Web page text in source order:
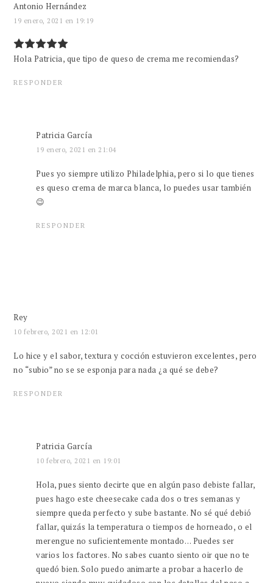
Antonio Hernández
19 enero, 2021 en 19:19
Hola Patricia, que tipo de queso de crema me recomiendas?
RESPONDER
Patricia García
19 enero, 2021 en 21:04
Pues yo siempre utilizo Philadelphia, pero si lo que tienes
es queso crema de marca blanca, lo puedes usar también
😉
RESPONDER
Rey
10 febrero, 2021 en 12:01
Lo hice y el sabor, textura y cocción estuvieron excelentes, pero
no “subio” no se se esponja para nada ¿a qué se debe?
RESPONDER
Patricia García
10 febrero, 2021 en 19:01
Hola, pues siento decirte que en algún paso debiste fallar,
pues hago este cheesecake cada dos o tres semanas y
siempre queda perfecto y sube bastante. No sé qué debió
fallar, quizás la temperatura o tiempos de horneado, o el
merengue no suficientemente montado… Puedes ser
varios los factores. No sabes cuanto siento oir que no te
quedó bien. Solo puedo animarte a probar a hacerlo de